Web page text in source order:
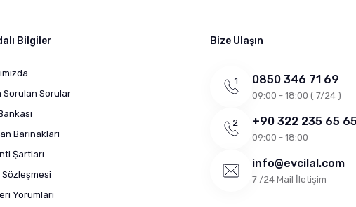
Bilgiler
Sorulan Sorular
Barınakları
Şartları
Sözleşmesi
Yorumları
Bize Ulaşın
0850 346 71 69
09:00 - 18:00 ( 7/24 )
+90 322 235 65
09:00 - 18:00
info@evcilal.com
7 /24 Mail İletişim